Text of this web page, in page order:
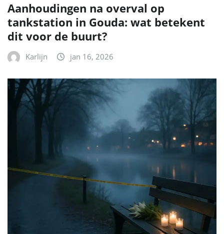
Aanhoudingen na overval op
tankstation in Gouda: wat betekent
dit voor de buurt?
Karlijn jan 16, 2026